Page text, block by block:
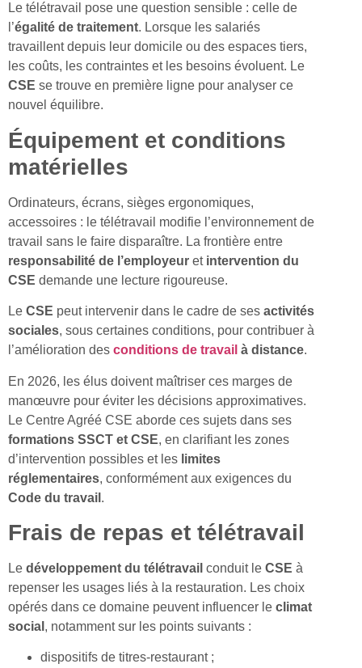
Le télétravail pose une question sensible : celle de
l’égalité de traitement. Lorsque les salariés
travaillent depuis leur domicile ou des espaces tiers,
les coûts, les contraintes et les besoins évoluent. Le
CSE se trouve en première ligne pour analyser ce
nouvel équilibre.
Équipement et conditions
matérielles
Ordinateurs, écrans, sièges ergonomiques,
accessoires : le télétravail modifie l’environnement de
travail sans le faire disparaître. La frontière entre
responsabilité de l’employeur et intervention du
CSE demande une lecture rigoureuse.
Le CSE peut intervenir dans le cadre de ses activités
sociales, sous certaines conditions, pour contribuer à
l’amélioration des conditions de travail à distance.
En 2026, les élus doivent maîtriser ces marges de
manœuvre pour éviter les décisions approximatives.
Le Centre Agréé CSE aborde ces sujets dans ses
formations SSCT et CSE, en clarifiant les zones
d’intervention possibles et les limites
réglementaires, conformément aux exigences du
Code du travail .
Frais de repas et télétravail
Le développement du télétravail conduit le CSE à
repenser les usages liés à la restauration. Les choix
opérés dans ce domaine peuvent influencer le climat
social , notamment sur les points suivants :
dispositifs de titres-restaurant ;